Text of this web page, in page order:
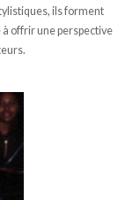
ils forment
offrir une perspective